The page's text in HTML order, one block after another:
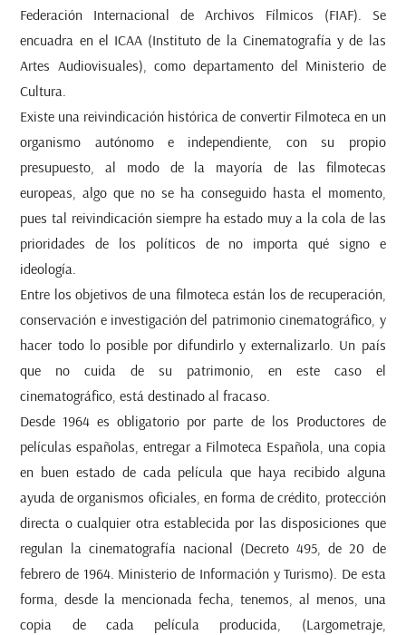
Federación Internacional de Archivos Fílmicos (FIAF). Se
encuadra en el ICAA (Instituto de la Cinematografía y de las
Artes Audiovisuales), como departamento del Ministerio de
Cultura.
Existe una reivindicación histórica de convertir Filmoteca en un
organismo autónomo e independiente, con su propio
presupuesto, al modo de la mayoría de las filmotecas
europeas, algo que no se ha conseguido hasta el momento,
pues tal reivindicación siempre ha estado muy a la cola de las
prioridades de los políticos de no importa qué signo e
ideología.
Entre los objetivos de una filmoteca están los de recuperación,
conservación e investigación del patrimonio cinematográfico, y
hacer todo lo posible por difundirlo y externalizarlo. Un país
que no cuida de su patrimonio, en este caso el
cinematográfico, está destinado al fracaso.
Desde 1964 es obligatorio por parte de los Productores de
películas españolas, entregar a Filmoteca Española, una copia
en buen estado de cada película que haya recibido alguna
ayuda de organismos oficiales, en forma de crédito, protección
directa o cualquier otra establecida por las disposiciones que
regulan la cinematografía nacional (Decreto 495, de 20 de
febrero de 1964. Ministerio de Información y Turismo). De esta
forma, desde la mencionada fecha, tenemos, al menos, una
copia de cada película producida, (Largometraje,